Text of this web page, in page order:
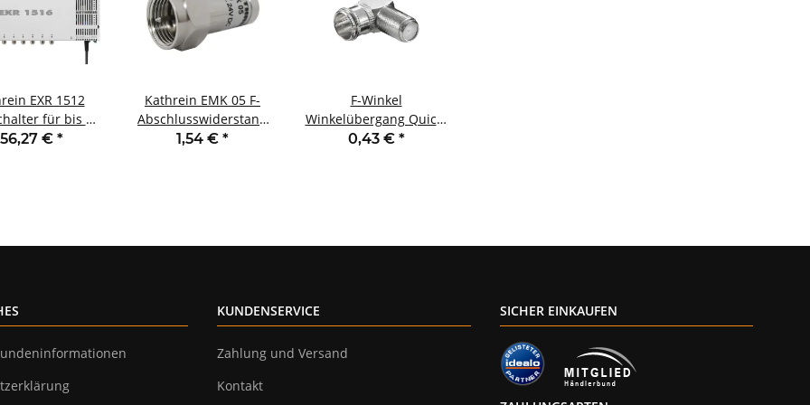
EXR 1512
für bis zu
Teilnehmer
€ *
Kathrein EMK 05 F-
Abschlusswiderstand
mit DC-Block
1,54 € *
F-Winkel
Winkelübergang Quick-
Stecker
0,43 € *
KUNDENSERVICE
Zahlung und Versand
Kontakt
SICHER EINKAUFEN